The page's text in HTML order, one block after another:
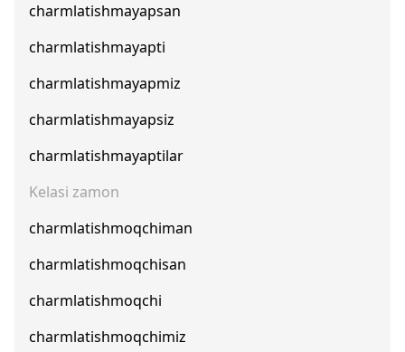
charmlatishmayapsan
charmlatishmayapti
charmlatishmayapmiz
charmlatishmayapsiz
charmlatishmayaptilar
Kelasi zamon
charmlatishmoqchiman
charmlatishmoqchisan
charmlatishmoqchi
charmlatishmoqchimiz